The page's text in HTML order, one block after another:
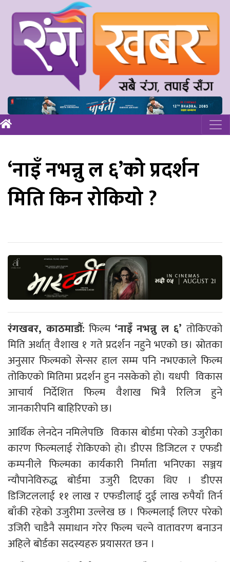
‘नाइँ नभन्नु ल ६’को प्रदर्शन
मिति किन रोकियो ?
रंगखबर, काठमाडौँ: फिल्म ‘नाइँ नभन्नु ल ६’ तोकिएको
मिति अर्थात् वैशाख १ गते प्रदर्शन नहुने भएको छ। स्रोतका
अनुसार फिल्मको सेन्सर हाल सम्म पनि नभएकाले फिल्म
तोकिएको मितिमा प्रदर्शन हुन नसकेको हो। यधपी विकास
आचार्य निर्देशित फिल्म वैशाख भित्रै रिलिज हुने
जानकारीपनि बाहिरिएको छ।
आर्थिक लेनदेन नमिलेपछि विकास बोर्डमा परेको उजुरीका
कारण फिल्मलाई रोकिएको हो। डीएस डिजिटल र एफडी
कम्पनीले फिल्मका कार्यकारी निर्माता भनिएका सञ्जय
न्यौपानेविरुद्ध बोर्डमा उजुरी दिएका थिए । डीएस
डिजिटललाई ११ लाख र एफडीलाई दुई लाख रुपैयाँ तिर्न
बाँकी रहेको उजुरीमा उल्लेख छ । फिल्मलाई लिएर परेको
उजिरी चाडैनै समाधान गरेर फिल्म चल्ने वातावरण बनाउन
अहिले बोर्डका सदस्यहरु प्रयासरत छन ।